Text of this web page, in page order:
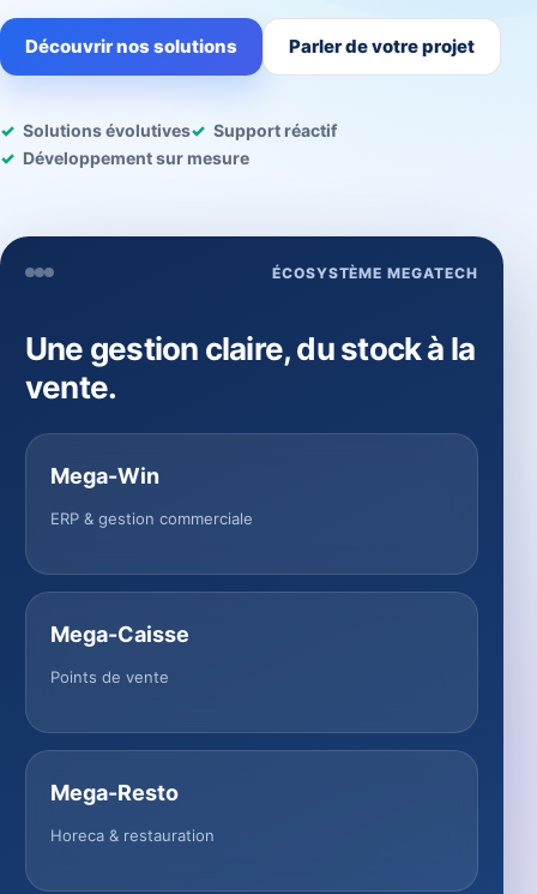
Découvrir nos solutions Parler de votre projet
Solutions évolutives
Support réactif
Développement sur mesure
ÉCOSYSTÈME MEGATECH
Une gestion claire, du stock à la
vente.
Mega-Win
ERP & gestion commerciale
Mega-Caisse
Points de vente
Mega-Resto
Horeca & restauration